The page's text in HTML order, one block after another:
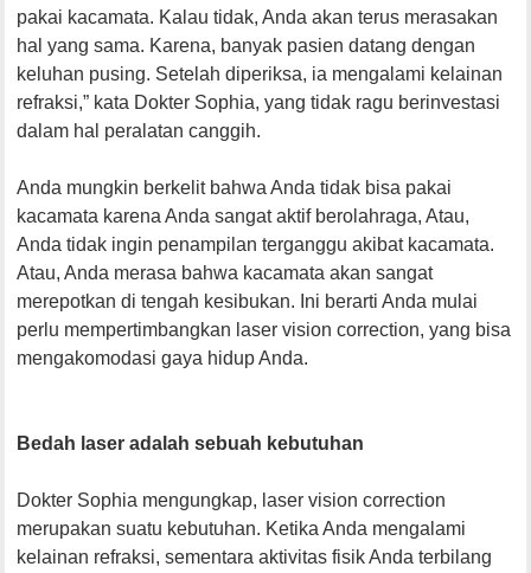
pakai kacamata. Kalau tidak, Anda akan terus merasakan
hal yang sama. Karena, banyak pasien datang dengan
keluhan pusing. Setelah diperiksa, ia mengalami kelainan
refraksi,” kata Dokter Sophia, yang tidak ragu berinvestasi
dalam hal peralatan canggih.
Anda mungkin berkelit bahwa Anda tidak bisa pakai
kacamata karena Anda sangat aktif berolahraga, Atau,
Anda tidak ingin penampilan terganggu akibat kacamata.
Atau, Anda merasa bahwa kacamata akan sangat
merepotkan di tengah kesibukan. Ini berarti Anda mulai
perlu mempertimbangkan laser vision correction, yang bisa
mengakomodasi gaya hidup Anda.
Bedah laser adalah sebuah kebutuhan
Dokter Sophia mengungkap, laser vision correction
merupakan suatu kebutuhan. Ketika Anda mengalami
kelainan refraksi, sementara aktivitas fisik Anda terbilang